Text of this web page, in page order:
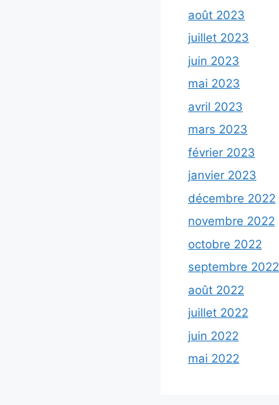
août 2023
juillet 2023
juin 2023
mai 2023
avril 2023
mars 2023
février 2023
janvier 2023
décembre 2022
novembre 2022
octobre 2022
septembre 2022
août 2022
juillet 2022
juin 2022
mai 2022